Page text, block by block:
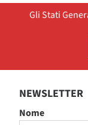
Gli Stati
NEWSLETTER
Nome